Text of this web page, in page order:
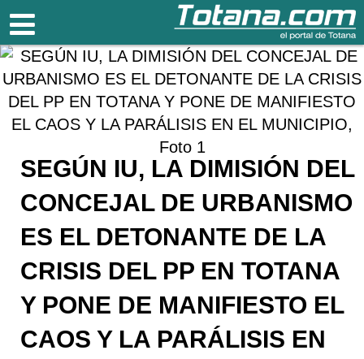
Totana.com
SEGÚN IU, LA DIMISIÓN DEL
CONCEJAL DE URBANISMO
ES EL DETONANTE DE LA
CRISIS DEL PP EN TOTANA
Y PONE DE MANIFIESTO EL
CAOS Y LA PARÁLISIS EN